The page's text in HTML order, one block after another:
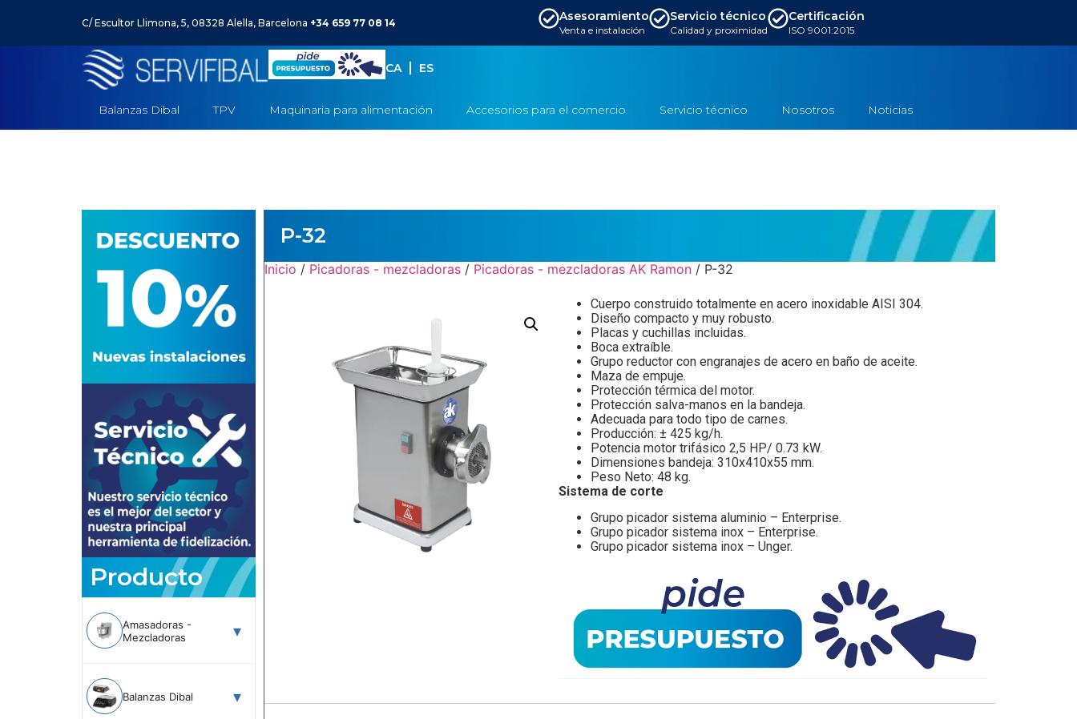
C/ Escultor Llimona, 5, 08328 Alella, Barcelona +34 659 77 08 14 Asesoramiento
Venta e instalación
Servicio técnico
Calidad y proximidad
Certificación
ISO 9001:2015
CA ES
Balanzas Dibal TPV Maquinaria para alimentación Accesorios para el comercio Servicio técnico Nosotros Noticias
Producto
Amasadoras -
Mezcladoras
Balanzas Dibal
P-32
Inicio / Picadoras - mezcladoras / Picadoras - mezcladoras AK Ramon / P-32
Cuerpo construido totalmente en acero inoxidable AISI 304.
Diseño compacto y muy robusto.
Placas y cuchillas incluidas.
Boca extraíble.
Grupo reductor con engranajes de acero en baño de aceite.
Maza de empuje.
Protección térmica del motor.
Protección salva-manos en la bandeja.
Adecuada para todo tipo de carnes.
Producción: ± 425 kg/h.
Potencia motor trifásico 2,5 HP/ 0.73 kW.
Dimensiones bandeja: 310x410x55 mm.
Peso Neto: 48 kg.
Sistema de corte
Grupo picador sistema aluminio – Enterprise.
Grupo picador sistema inox – Enterprise.
Grupo picador sistema inox – Unger.